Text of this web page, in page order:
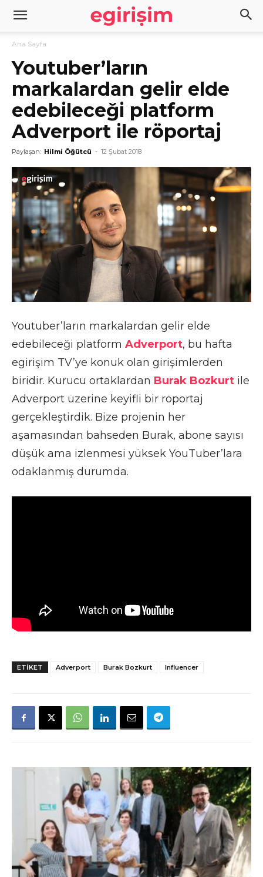
Ana Sayfa
Youtuber’ların
markalardan gelir elde
edebileceği platform
Adverport ile röportaj
Paylaşan: Hilmi Öğütcü - 12 Şubat 2018
Youtuber’ların markalardan gelir elde
edebileceği platform Adverport, bu hafta
egirişim TV’ye konuk olan girişimlerden
biridir. Kurucu ortaklardan Burak Bozkurt ile
Adverport üzerine keyifli bir röportaj
gerçekleştirdik. Bize projenin her
aşamasından bahseden Burak, abone sayısı
düşük ama izlenmesi yüksek YouTuber’lara
odaklanmış durumda.
ETIKET Adverport Burak Bozkurt Influencer